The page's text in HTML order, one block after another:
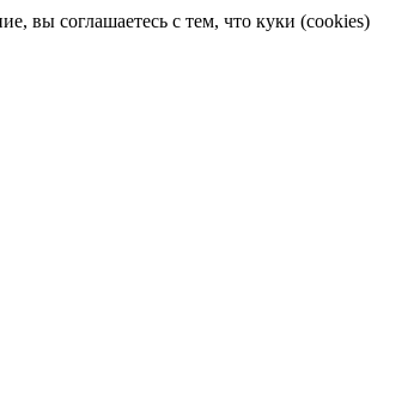
вы соглашаетесь с тем, что куки (cookies)